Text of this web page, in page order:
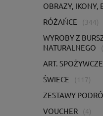
OBRAZY, IKONY,
RÓŻAŃCE (344)
WYROBY Z
NATURALNEGO
ART. SPOŻYWCZE
ŚWIECE (117)
ZESTAWY
VOUCHER (4)